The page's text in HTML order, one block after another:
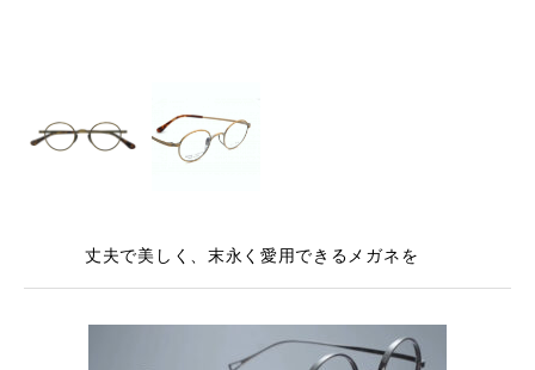
丈夫で美しく、末永く愛用できるメガネを